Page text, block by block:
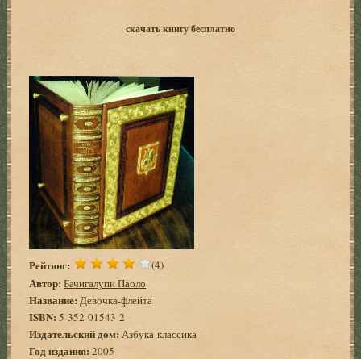
скачать книгу бесплатно
Рейтинг: (4)
Автор: Бачигалупи Паоло
Название: Девочка-флейта
ISBN: 5-352-01543-2
Издательский дом: Азбука-классика
Год издания: 2005